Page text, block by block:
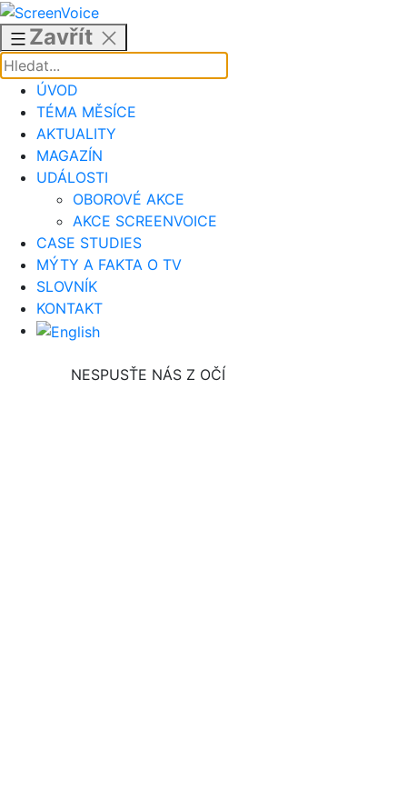
Přejít
obsahu
Zavřít
ÚVOD
TÉMA MĚSÍCE
AKTUALITY
MAGAZÍN
UDÁLOSTI
OBOROVÉ AKCE
AKCE SCREENVOICE
CASE STUDIES
MÝTY A FAKTA O TV
SLOVNÍK
KONTAKT
NESPUSŤE NÁS Z OČÍ